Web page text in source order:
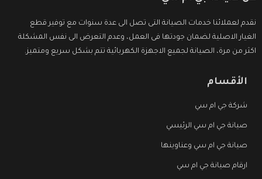
نقدم لعملائنا خدمات الصيانة التى تصل الى عدة سنوات مع توفير قطع
الغيار الاصلية لضمان جودتها فى العمل، وعدم التعرض الى نفس المشكلة
اكثر من مرة، الصيانة لجميع الاجهزة الكهربائية تتم بشكل سريع ومتميز.
الأقسام
شركة جي ام سي
صيانة جي ام سي الرئيسي
صيانة جي ام سي وعناوينها
ارقام صيانة جي ام سي